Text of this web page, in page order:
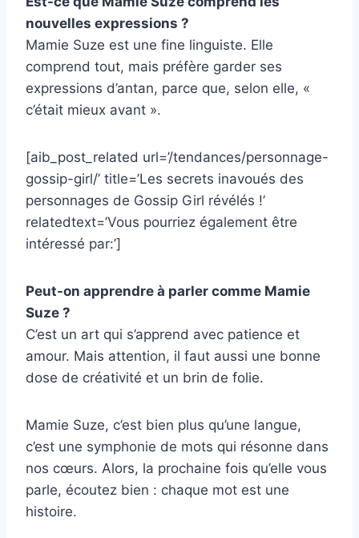
nouvelles expressions ?
Mamie Suze est une fine linguiste. Elle
comprend tout, mais préfère garder ses
expressions d’antan, parce que, selon elle, «
c’était mieux avant ».
[aib_post_related url=’/tendances/personnage-
gossip-girl/’ title=’Les secrets inavoués des
personnages de Gossip Girl révélés !’
relatedtext=’Vous pourriez également être
intéressé par:’]
Peut-on apprendre à parler comme Mamie
Suze ?
C’est un art qui s’apprend avec patience et
amour. Mais attention, il faut aussi une bonne
dose de créativité et un brin de folie.
Mamie Suze, c’est bien plus qu’une langue,
c’est une symphonie de mots qui résonne dans
nos cœurs. Alors, la prochaine fois qu’elle vous
parle, écoutez bien : chaque mot est une
histoire.